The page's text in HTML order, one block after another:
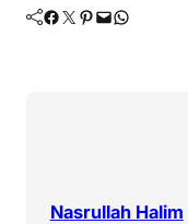
Facebook Twitter Pinterest Mail WhatsApp
Nasrullah Halim